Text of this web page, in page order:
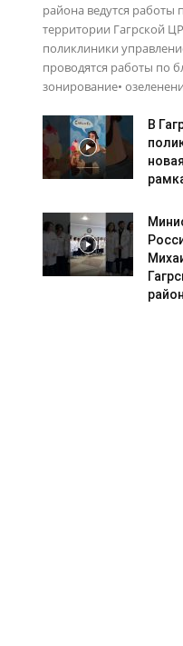
района ведутся работы
территории Гагрской
поликлиники
проводятся работы по
зонирование•
В